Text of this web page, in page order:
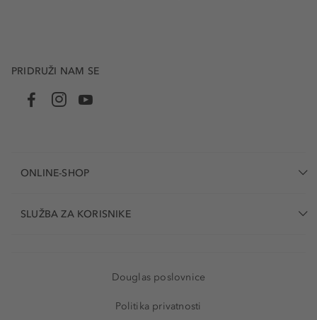
PRIDRUŽI NAM SE
ONLINE-SHOP
SLUŽBA ZA KORISNIKE
Douglas poslovnice
Politika privatnosti